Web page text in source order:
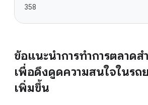
358
ข้อแนะนำการทำการตลาด
เพื่อดึงดูดความสนใจในร
เพิ่มขึ้น